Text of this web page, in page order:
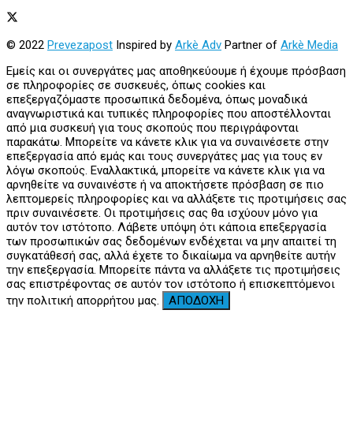
© 2022 Prevezapost Inspired by Arkè Adv Partner of Arkè Media
Εμείς και οι συνεργάτες μας αποθηκεύουμε ή έχουμε πρόσβαση
σε πληροφορίες σε συσκευές, όπως cookies και
επεξεργαζόμαστε προσωπικά δεδομένα, όπως μοναδικά
αναγνωριστικά και τυπικές πληροφορίες που αποστέλλονται
από μια συσκευή για τους σκοπούς που περιγράφονται
παρακάτω. Μπορείτε να κάνετε κλικ για να συναινέσετε στην
επεξεργασία από εμάς και τους συνεργάτες μας για τους εν
λόγω σκοπούς. Εναλλακτικά, μπορείτε να κάνετε κλικ για να
αρνηθείτε να συναινέστε ή να αποκτήσετε πρόσβαση σε πιο
λεπτομερείς πληροφορίες και να αλλάξετε τις προτιμήσεις σας
πριν συναινέσετε. Οι προτιμήσεις σας θα ισχύουν μόνο για
αυτόν τον ιστότοπο. Λάβετε υπόψη ότι κάποια επεξεργασία
των προσωπικών σας δεδομένων ενδέχεται να μην απαιτεί τη
συγκατάθεσή σας, αλλά έχετε το δικαίωμα να αρνηθείτε αυτήν
την επεξεργασία. Μπορείτε πάντα να αλλάξετε τις προτιμήσεις
σας επιστρέφοντας σε αυτόν τον ιστότοπο ή επισκεπτόμενοι
την πολιτική απορρήτου μας.
ΑΠΟΔΟΧΗ